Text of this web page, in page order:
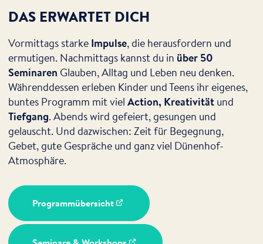
DAS ERWARTET DICH
Vormittags starkeImpulse, die herausfordern und
ermutigen. Nachmittags kannst du in über 50
Seminaren Glauben, Alltag und Leben neu denken.
Währenddessen erleben Kinder und Teens ihr eigenes,
buntes Programm mit vielAction, Kreativitätund
Tiefgang. Abends wird gefeiert, gesungen und
gelauscht. Und dazwischen: Zeit für Begegnung,
Gebet, gute Gespräche und ganz viel Dünenhof-
Atmosphäre.
Programmübersicht